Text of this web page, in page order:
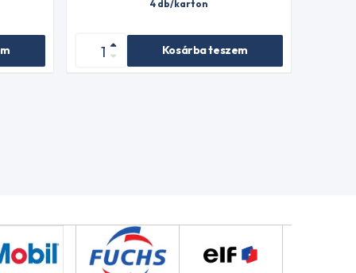
4 db/karton
Kosárba teszem